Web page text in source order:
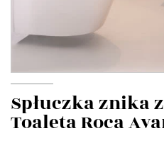
Spłuczka znika
Toaleta Roca